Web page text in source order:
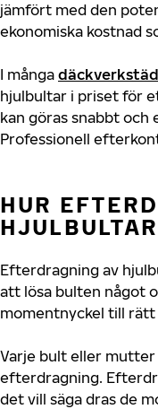
jämfört med den
ekonomiska kostnad
I många
hjulbultar i priset för
kan göras snabbt och
Professionell
HUR
Efterdragning av
att lösa bulten något
momentnyckel till
Varje bult eller mutter
efterdragning.
det vill säga dras de